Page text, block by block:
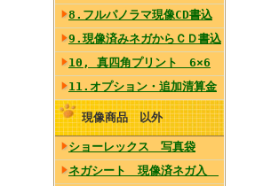
8.フルパノラマ現像CD書込
9.現像済みネガからＣＤ書込
10, 真四角プリント 6×6
11.オプション・追加清算金
現像商品 以外
ショーレックス 写真袋
ネガシート 現像済ネガ入